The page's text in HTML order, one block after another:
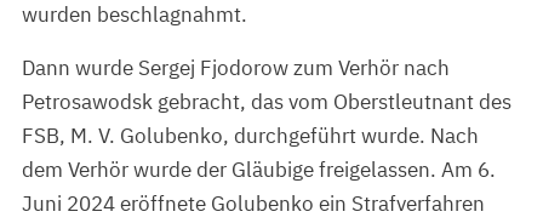
wurden beschlagnahmt.
Dann wurde Sergej Fjodorow zum Verhör nach
Petrosawodsk gebracht, das vom Oberstleutnant des
FSB, M. V. Golubenko, durchgeführt wurde. Nach
dem Verhör wurde der Gläubige freigelassen. Am 6.
Juni 2024 eröffnete Golubenko ein Strafverfahren